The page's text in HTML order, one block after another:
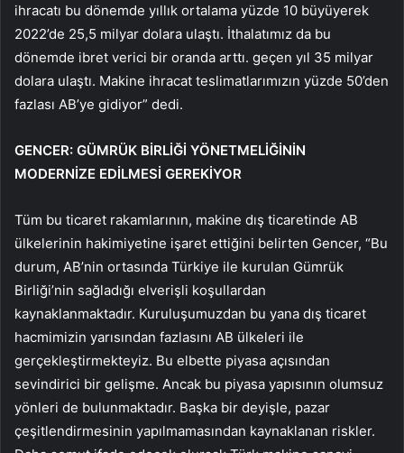
ihracatı bu dönemde yıllık ortalama yüzde 10 büyüyerek
2022’de 25,5 milyar dolara ulaştı. İthalatımız da bu
dönemde ibret verici bir oranda arttı. geçen yıl 35 milyar
dolara ulaştı. Makine ihracat teslimatlarımızın yüzde 50’den
fazlası AB’ye gidiyor” dedi.
GENCER: GÜMRÜK BİRLİĞİ YÖNETMELİĞİNİN
MODERNİZE EDİLMESİ GEREKİYOR
Tüm bu ticaret rakamlarının, makine dış ticaretinde AB
ülkelerinin hakimiyetine işaret ettiğini belirten Gencer, “Bu
durum, AB’nin ortasında Türkiye ile kurulan Gümrük
Birliği’nin sağladığı elverişli koşullardan
kaynaklanmaktadır. Kuruluşumuzdan bu yana dış ticaret
hacmimizin yarısından fazlasını AB ülkeleri ile
gerçekleştirmekteyiz. Bu elbette piyasa açısından
sevindirici bir gelişme. Ancak bu piyasa yapısının olumsuz
yönleri de bulunmaktadır. Başka bir deyişle, pazar
çeşitlendirmesinin yapılmamasından kaynaklanan riskler.